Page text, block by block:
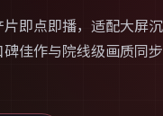
片即点即播，适配大屏沉
佳作与院线级画质同步